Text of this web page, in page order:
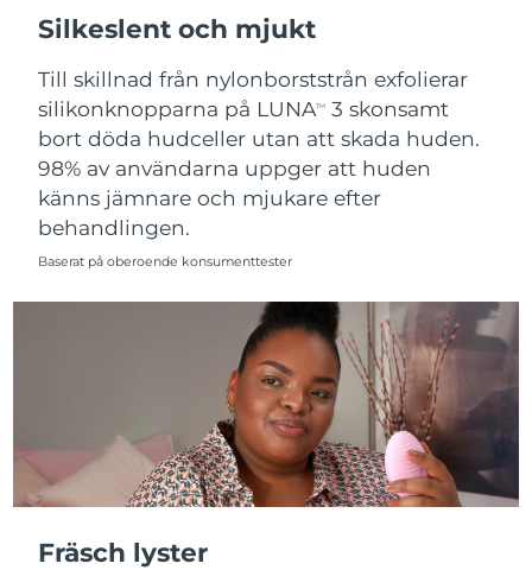
Silkeslent och mjukt
Till skillnad från nylonborststrån exfolierar
silikonknopparna på LUNATM
3 skonsamt
bort döda hudceller utan att skada huden.
98% av användarna uppger att huden
känns jämnare och mjukare efter
behandlingen.
Baserat på oberoende konsumenttester
Fräsch lyster
Sverige
Schweiz
Förväntad leverans
09/08/2026
Taiwan Förväntad leverans14/08/2026
Thailand
Förväntad leverans10/08/2026
Storbritannien
Förväntad leverans
09/08/2026
USA Förväntad leverans10/08/2026
Uzbekistan